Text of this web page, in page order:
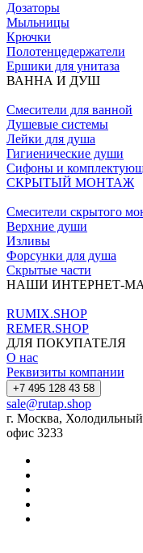
Дозаторы
Мыльницы
Крючки
Полотенцедержатели
Ершики для унитаза
ВАННА И ДУШ
Смесители для ванной
Душевые системы
Лейки для душа
Гигиенические души
Сифоны и
СКРЫТЫЙ МОНТАЖ
Смесители скрытого
Верхние души
Изливы
Форсунки для душа
Скрытые части
НАШИ ИНТЕРНЕТ-
RUMIX.SHOP
REMER.SHOP
ДЛЯ ПОКУПАТЕЛЯ
О нас
Реквизиты компании
+7 495 128 43 58
sale@rutap.shop
г. Москва, Холодильный
офис 3233